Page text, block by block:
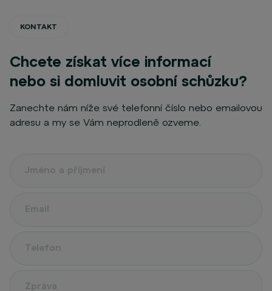
KONTAKT
Chcete získat více informací
nebo si domluvit osobní schůzku?
Zanechte nám níže své telefonní číslo nebo emailovou
adresu a my se Vám neprodleně ozveme.